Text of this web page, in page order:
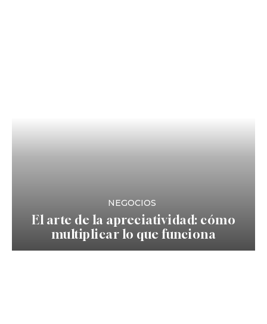
NEGOCIOS
El arte de la apreciatividad: cómo
multiplicar lo que funciona